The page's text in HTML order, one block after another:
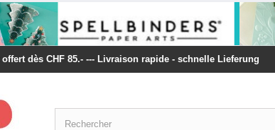
offert dès CHF 85.- --- Livraison rapide - schnelle Lieferung